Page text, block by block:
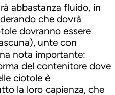
abbastanza fluido, in
che dovrà
dovranno essere
unte con
nota importante:
del contenitore dove
ciotole è
la loro capienza, che